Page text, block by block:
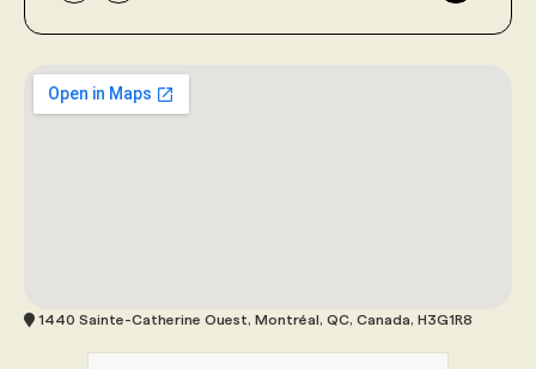
1440 Sainte-Catherine Ouest, Montréal, QC, Canada, H3G1R8